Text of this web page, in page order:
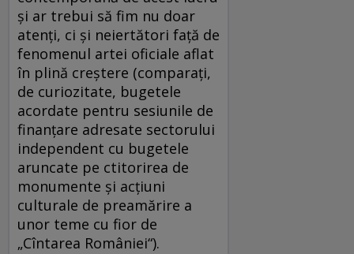
și ar trebui să fim nu doar
atenți, ci și neiertători față de
fenomenul artei oficiale aflat
în plină creștere (comparați,
de curiozitate, bugetele
acordate pentru sesiunile de
finanțare adresate sectorului
independent cu bugetele
aruncate pe ctitorirea de
monumente și acțiuni
culturale de preamărire a
unor teme cu fior de
„Cîntarea României“).